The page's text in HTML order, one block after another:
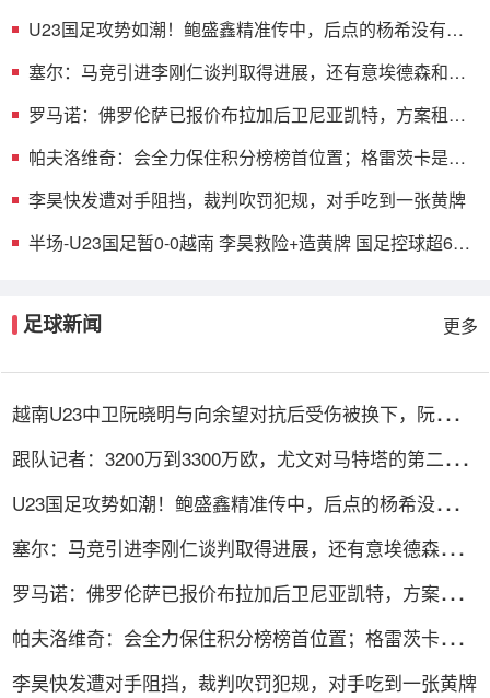
U23国足攻势如潮！鲍盛鑫精准传中，后点的杨希没有顶
塞尔：马竞引进李刚仁谈判取得进展，还有意埃德森和若
罗马诺：佛罗伦萨已报价布拉加后卫尼亚凯特，方案租借
帕夫洛维奇：会全力保住积分榜榜首位置；格雷茨卡是我
李昊快发遭对手阻挡，裁判吹罚犯规，对手吃到一张黄牌
半场-U23国足暂0-0越南 李昊救险+造黄牌 国足控球超6成
足球新闻 更多
越南U23中卫阮晓明与向余望对抗后受伤被换下，阮德英
跟队记者：3200万到3300万欧，尤文对马特塔的第二份
U23国足攻势如潮！鲍盛鑫精准传中，后点的杨希没有顶
塞尔：马竞引进李刚仁谈判取得进展，还有意埃德森和若
罗马诺：佛罗伦萨已报价布拉加后卫尼亚凯特，方案租借
帕夫洛维奇：会全力保住积分榜榜首位置；格雷茨卡是我
李昊快发遭对手阻挡，裁判吹罚犯规，对手吃到一张黄牌